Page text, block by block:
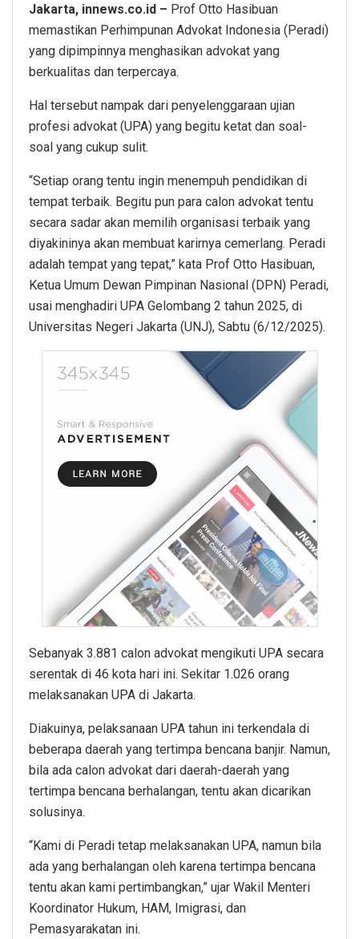
Jakarta, innews.co.id – Prof Otto Hasibuan
memastikan Perhimpunan Advokat Indonesia (Peradi)
yang dipimpinnya menghasikan advokat yang
berkualitas dan terpercaya.
Hal tersebut nampak dari penyelenggaraan ujian
profesi advokat (UPA) yang begitu ketat dan soal-
soal yang cukup sulit.
“Setiap orang tentu ingin menempuh pendidikan di
tempat terbaik. Begitu pun para calon advokat tentu
secara sadar akan memilih organisasi terbaik yang
diyakininya akan membuat karirnya cemerlang. Peradi
adalah tempat yang tepat,” kata Prof Otto Hasibuan,
Ketua Umum Dewan Pimpinan Nasional (DPN) Peradi,
usai menghadiri UPA Gelombang 2 tahun 2025, di
Universitas Negeri Jakarta (UNJ), Sabtu (6/12/2025).
Sebanyak 3.881 calon advokat mengikuti UPA secara
serentak di 46 kota hari ini. Sekitar 1.026 orang
melaksanakan UPA di Jakarta.
Diakuinya, pelaksanaan UPA tahun ini terkendala di
beberapa daerah yang tertimpa bencana banjir. Namun,
bila ada calon advokat dari daerah-daerah yang
tertimpa bencana berhalangan, tentu akan dicarikan
solusinya.
“Kami di Peradi tetap melaksanakan UPA, namun bila
ada yang berhalangan oleh karena tertimpa bencana
tentu akan kami pertimbangkan,” ujar Wakil Menteri
Koordinator Hukum, HAM, Imigrasi, dan
Pemasyarakatan ini.